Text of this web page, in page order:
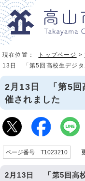
現在位置： トップページ >
13日 「第5回高校生デジタ
2月13日 「第5回
催されました
ページ番号 T1023210 更
2月13日 「第5回高校